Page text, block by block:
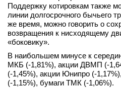
Поддержку котировкам также
линии долгосрочного бычьего
же время, можно говорить о
возвращения к нисходящему
«боковику».
В наибольшем минусе к
МКБ (-1,81%), акции ДВМП (-
(-1,45%), акции Юнипро (-
(-1,15%), бумаги ТМК (-1,06%).